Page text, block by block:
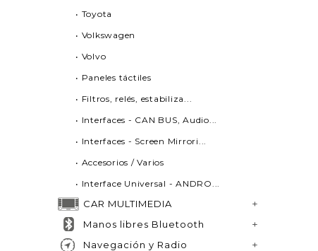
• Toyota
• Volkswagen
• Volvo
• Paneles táctiles
• Filtros, relés, estabiliza...
• Interfaces - CAN BUS, Audio...
• Interfaces - Screen Mirrori...
• Accesorios / Varios
• Interface Universal - ANDRO...
CAR MULTIMEDIA
Manos libres Bluetooth
Navegación y Radio